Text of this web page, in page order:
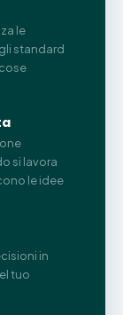
le
standard
si lavora
le idee
in
tuo